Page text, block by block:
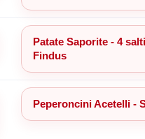
Patate Saporite - 4
Findus
Peperoncini Acetelli -